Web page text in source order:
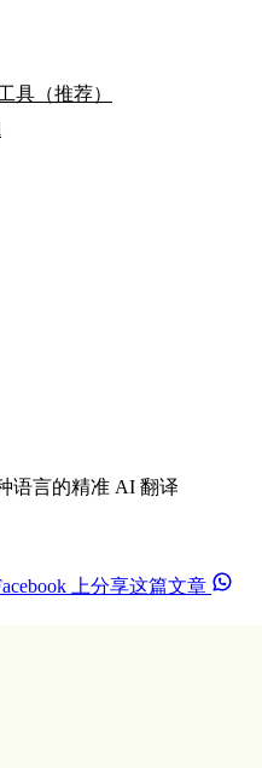
具（推荐）
语言的精准 AI 翻译
上分享这篇文章